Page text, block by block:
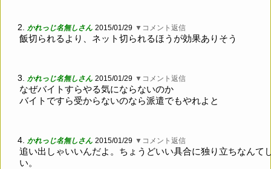
2. かれっじ名無しさん 2015/01/29 ▼コメント返信
飯切られるより、ネット切られるほうが効果ありそう
3. かれっじ名無しさん 2015/01/29 ▼コメント返信
なぜバイトすらやる気にならないのか
バイトですら受からないのなら派遣でもやれよと
4. かれっじ名無しさん 2015/01/29 ▼コメント返信
追い出しゃいいんだよ。ちょうどいい具合に独り立ちなんて
い。